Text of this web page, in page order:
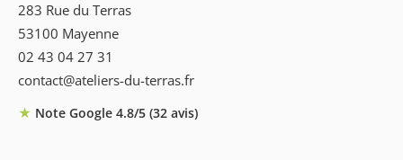
283 Rue du Terras
53100 Mayenne
02 43 04 27 31
contact@ateliers-du-terras.fr
★ Note Google 4.8/5 (32 avis)